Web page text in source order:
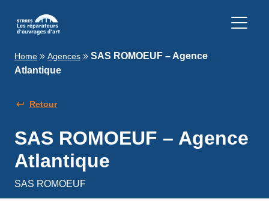
Home » Agences » SAS ROMOEUF – Agence
Atlantique
Retour
SAS ROMOEUF – Agence
Atlantique
SAS ROMOEUF